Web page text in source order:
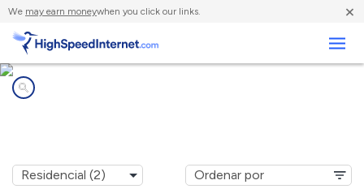
We may earn moneywhen you click our links. ×